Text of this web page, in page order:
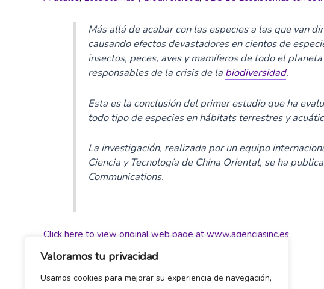
Valoramos tu privacidad
Usamos cookies para mejorar su experiencia de navegación,
Más allá de acabar con las especies a las que van
causando efectos devastadores en cientos de
insectos, peces, aves y mamíferos de todo el
responsables de la crisis de la biodiversidad.
Esta es la conclusión del primer estudio que ha
todo tipo de especies en hábitats terrestres y
La investigación, realizada por un equipo
Ciencia y Tecnología de China Oriental, se ha
Communications.
Click here to view original web page at www.agenciasinc.es
←Entrada anterior